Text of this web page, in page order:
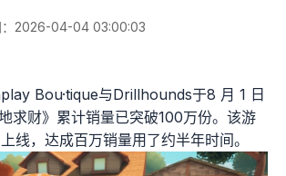
：2026-04-04 03:00:03
Bou·tique与Drillhounds于8 月 1 日
求财》累计销量已突破100万份。该游
线，达成百万销量用了约半年时间。